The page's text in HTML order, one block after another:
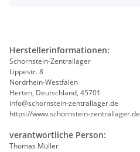
Herstellerinformationen:
Schornstein-Zentrallager
Lippestr. 8
Nordrhein-Westfalen
Herten, Deutschland, 45701
info@schornstein-zentrallager.de
https://www.schornstein-zentrallager.de
verantwortliche Person:
Thomas Müller